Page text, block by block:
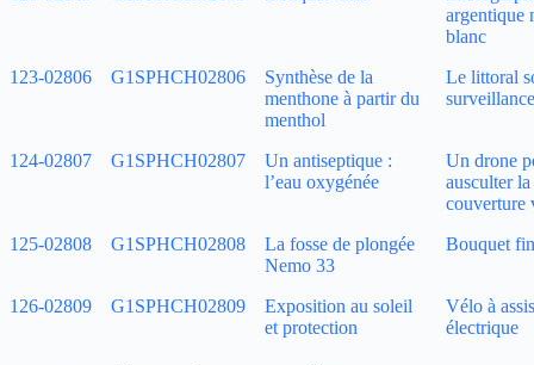
argentique
blanc
123‑02806
G1SPHCH02806
Synthèse de la
menthone à partir du
menthol
Le littoral
surveillance
124‑02807 G1SPHCH02807
Un antiseptique :
l’eau oxygénée
Un drone
ausculter la
couverture
125‑02808
G1SPHCH02808
La fosse de plongée
Nemo 33
Bouquet
126‑02809 G1SPHCH02809
Exposition au soleil
et protection
Vélo à
électrique